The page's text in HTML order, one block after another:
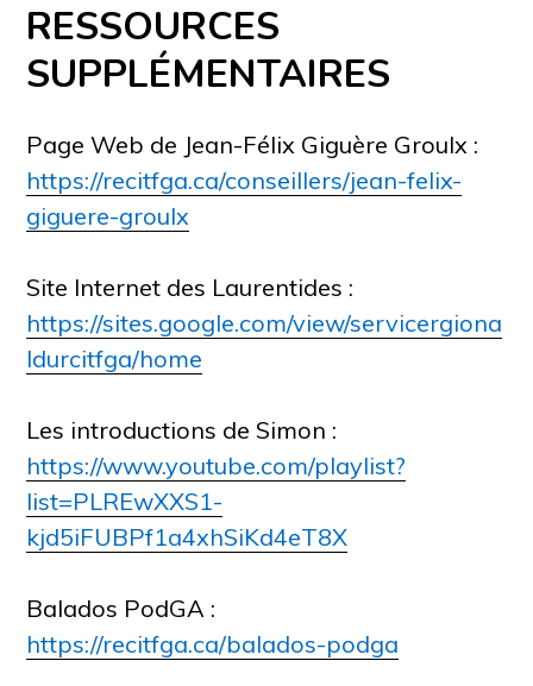
RESSOURCES
SUPPLÉMENTAIRES
Page Web de Jean-Félix Giguère Groulx :
https://recitfga.ca/conseillers/jean-felix-
giguere-groulx
Site Internet des Laurentides :
https://sites.google.com/view/servicergiona
ldurcitfga/home
Les introductions de Simon :
https://www.youtube.com/playlist?
list=PLREwXXS1-
kjd5iFUBPf1a4xhSiKd4eT8X
Balados PodGA :
https://recitfga.ca/balados-podga